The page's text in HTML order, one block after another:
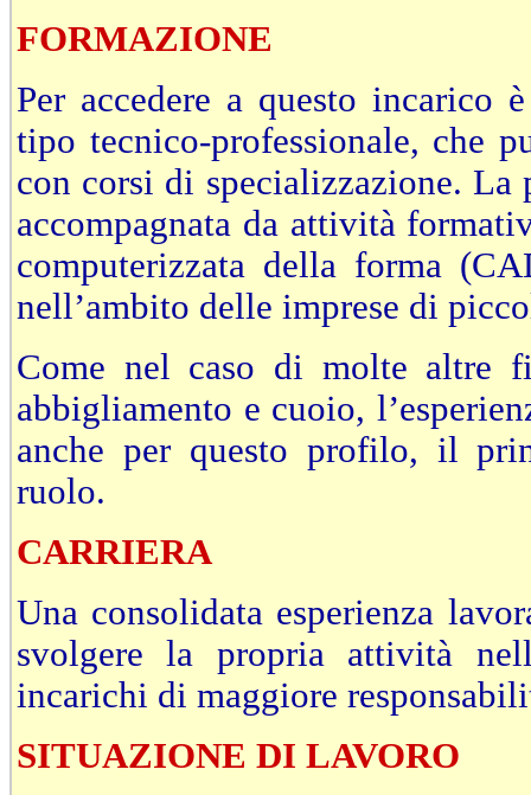
FORMAZIONE
Per accedere a questo incarico
tipo tecnico-professionale, che
con corsi di specializzazione. La
accompagnata da attività
computerizzata della forma
nell’ambito delle imprese di
Come nel caso di molte altre
abbigliamento e cuoio,
anche per questo profilo, il
ruolo.
CARRIERA
Una consolidata esperienza
svolgere la propria attività
incarichi di maggiore
SITUAZIONE DI LAVORO